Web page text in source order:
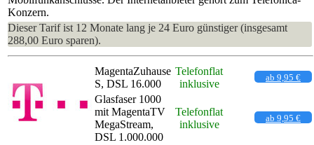
Konzern.
Dieser Tarif ist 12 Monate lang je 24 Euro günstiger (insgesamt
288,00 Euro sparen).
MagentaZuhause
S, DSL 16.000
Telefonflat
inklusive
ab 9,95 €
Glasfaser 1000
mit MagentaTV
MegaStream,
DSL 1.000.000
Telefonflat
inklusive
ab 9,95 €